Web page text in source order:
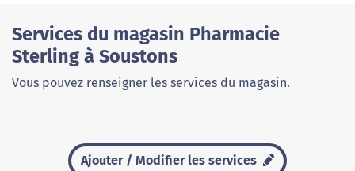
Services du magasin Pharmacie
Sterling à Soustons
Vous pouvez renseigner les services du magasin.
Ajouter / Modifier les services